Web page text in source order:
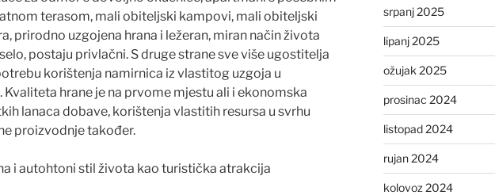
terasom, mali obiteljski kampovi, mali obiteljski
prirodno uzgojena hrana i ležeran, miran način života
postaju privlačni. S druge strane sve više ugostitelja
korištenja namirnica iz vlastitog uzgoja u
hrane je na prvome mjestu ali i ekonomska
lanaca dobave, korištenja vlastitih resursa u svrhu
proizvodnje također.
i autohtoni stil života kao turistička atrakcija
srpanj 2025
lipanj 2025
ožujak 2025
prosinac 2024
listopad 2024
rujan 2024
kolovoz 2024